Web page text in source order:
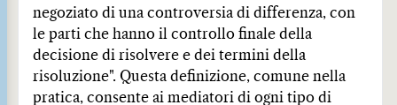
negoziato di una controversia di differenza, con
le parti che hanno il controllo finale della
decisione di risolvere e dei termini della
risoluzione". Questa definizione, comune nella
pratica, consente ai mediatori di ogni tipo di